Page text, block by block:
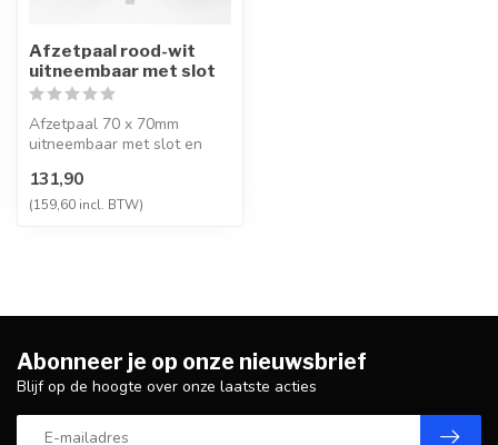
Afzetpaal rood-wit
uitneembaar met slot
Afzetpaal 70 x 70mm
uitneembaar met slot en
131,90
(159,60 incl. BTW)
Abonneer je op onze nieuwsbrief
Blijf op de hoogte over onze laatste acties